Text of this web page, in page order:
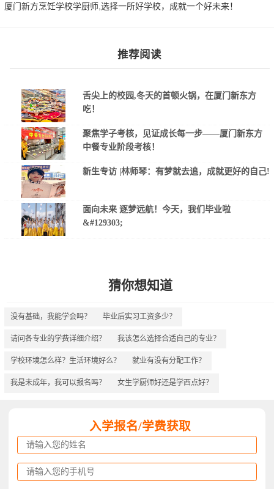
厦门新方烹饪学校学厨师,选择一所好学校，成就一个好未来！
推荐阅读
舌尖上的校园,冬天的首顿火锅，在厦门新东方
吃！
聚焦学子考核，见证成长每一步——厦门新东方
中餐专业阶段考核！
新生专访 |林师琴：有梦就去追，成就更好的自己!
面向未来 逐梦远航！今天，我们毕业啦
&#129303;
猜你想知道
没有基础，我能学会吗？ 毕业后实习工资多少？
请问各专业的学费详细介绍？ 我该怎么选择合适自己的专业？
学校环境怎么样？生活环境好么？ 就业有没有分配工作？
我是未成年，我可以报名吗？ 女生学厨师好还是学西点好？
入学报名/学费获取